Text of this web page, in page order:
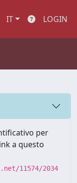
IT LOGIN
per
a questo
11574/2034